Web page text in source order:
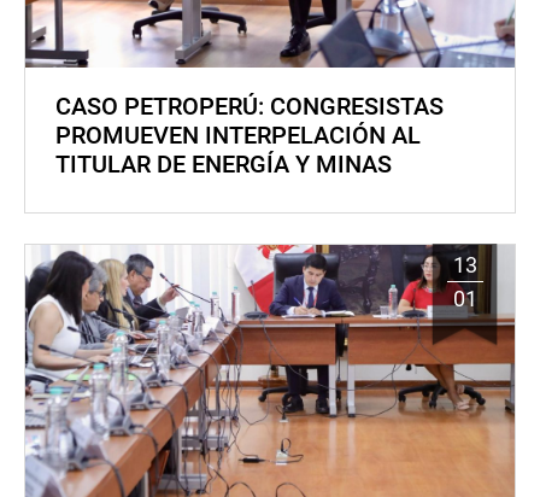
CASO PETROPERÚ: CONGRESISTAS
PROMUEVEN INTERPELACIÓN AL
TITULAR DE ENERGÍA Y MINAS
13
01